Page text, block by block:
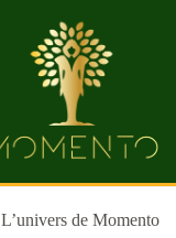
L’univers de Momento